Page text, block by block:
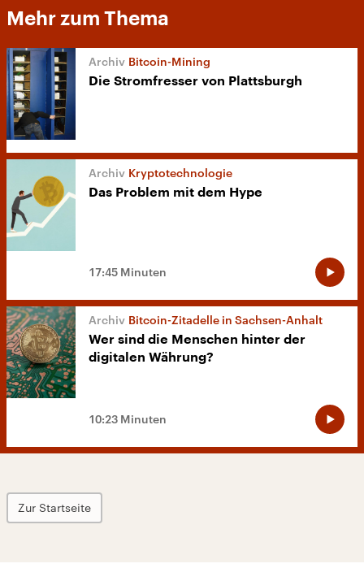
Mehr zum Thema
Bitcoin-Mining
Die Stromfresser von Plattsburgh
Kryptotechnologie
Das Problem mit dem Hype
17:45 Minuten
Bitcoin-Zitadelle in Sachsen-Anhalt
Wer sind die Menschen hinter der
digitalen Währung?
10:23 Minuten
Zur Startseite